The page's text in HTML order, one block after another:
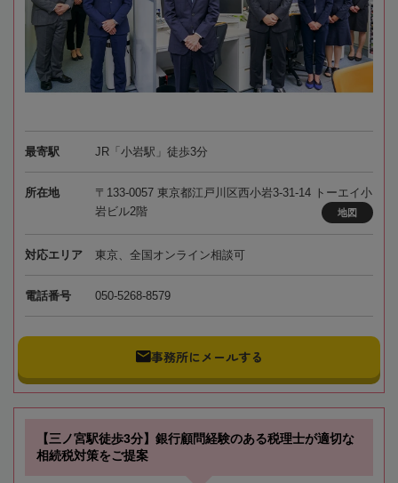
最寄駅 JR「小岩駅」徒歩3分
所在地
〒133-0057 東京都江戸川区西小岩3-31-14 トーエイ小
岩ビル2階
地図
対応エリア 東京、全国オンライン相談可
電話番号 050-5268-8579
事務所にメールする
【三ノ宮駅徒歩3分】銀行顧問経験のある税理士が適切な
相続税対策をご提案